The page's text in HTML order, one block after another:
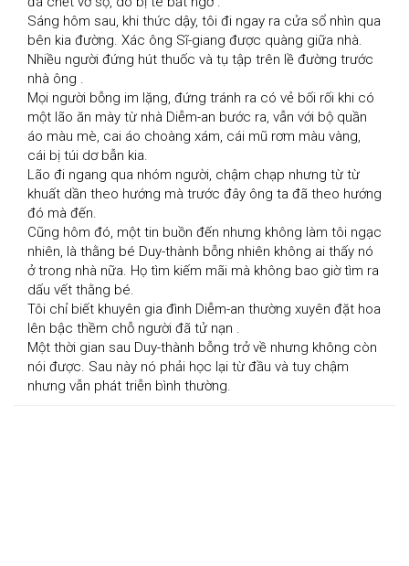
Sáng hôm sau, khi thức dậy, tôi đi ngay ra cửa sổ nhìn qua
bên kia đường. Xác ông Sĩ-giang được quàng giữa nhà.
Nhiều người đứng hút thuốc và tụ tập trên lề đường trước
nhà ông .
Mọi người bỗng im lặng, đứng tránh ra có vẻ bối rối khi có
một lão ăn mày từ nhà Diễm-an bước ra, vẫn với bộ quần
áo màu mè, cai áo choàng xám, cái mũ rơm màu vàng,
cái bị túi dơ bẫn kia.
Lão đi ngang qua nhóm người, chậm chạp nhưng từ từ
khuất dần theo hướng mà trước đây ông ta đã theo hướng
đó mà đến.
Cũng hôm đó, một tin buồn đến nhưng không làm tôi ngạc
nhiên, là thằng bé Duy-thành bỗng nhiên không ai thấy nó
ở trong nhà nữa. Họ tìm kiếm mãi mà không bao giờ tìm ra
dấu vết thằng bé.
Tôi chỉ biết khuyên gia đình Diễm-an thường xuyên đặt hoa
lên bậc thềm chỗ người đã tử nạn .
Một thời gian sau Duy-thành bỗng trở về nhưng không còn
nói được. Sau này nó phải học lại từ đầu và tuy chậm
nhưng vẫn phát triễn bình thường.